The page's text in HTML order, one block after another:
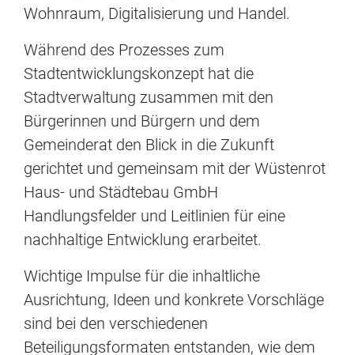
Wohnraum, Digitalisierung und Handel.
Während des Prozesses zum
Stadtentwicklungskonzept hat die
Stadtverwaltung zusammen mit den
Bürgerinnen und Bürgern und dem
Gemeinderat den Blick in die Zukunft
gerichtet und gemeinsam mit der Wüstenrot
Haus- und Städtebau GmbH
Handlungsfelder und Leitlinien für eine
nachhaltige Entwicklung erarbeitet.
Wichtige Impulse für die inhaltliche
Ausrichtung, Ideen und konkrete Vorschläge
sind bei den verschiedenen
Beteiligungsformaten entstanden, wie dem